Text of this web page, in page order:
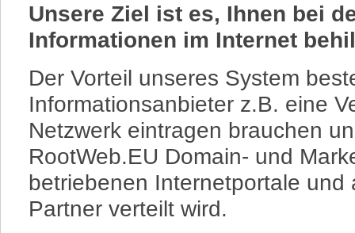
Unsere Ziel ist es, Ihnen bei
Informationen im Internet
Der Vorteil unseres System
Informationsanbieter z.B. eine
Netzwerk eintragen brauchen
RootWeb.EU Domain- und
betriebenen Internetportale
Partner verteilt wird.